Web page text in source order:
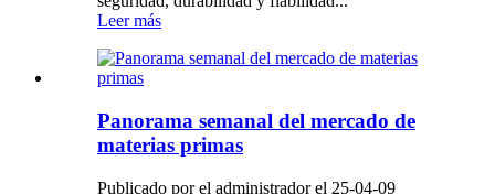
Leer más
Panorama semanal del mercado de
materias primas
Publicado por el administrador el 25-04-09